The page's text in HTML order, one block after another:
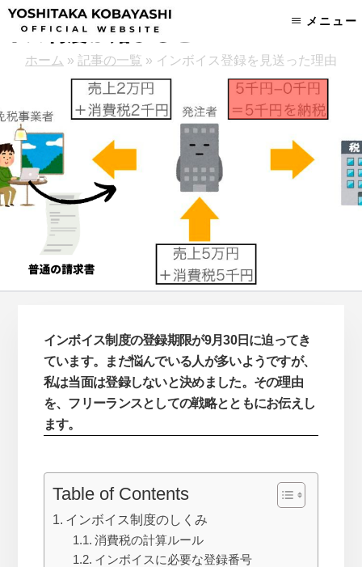
Skip
content
Skip
footer
メニュー
ホーム » 記事の一覧 » インボイス登録を見送った理由
インボイス制度の登録期限が9月30日に迫ってき
ています。まだ悩んでいる人が多いようですが、
私は当面は登録しないと決めました。その理由
を、フリーランスとしての戦略とともにお伝えし
ます。
Table of Contents
インボイス制度のしくみ
消費税の計算ルール
インボイスに必要な登録番号